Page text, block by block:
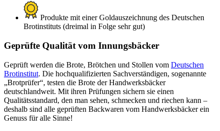
Produkte mit einer Goldauszeichnung des Deutschen
Brotinstituts (dreimal in Folge sehr gut)
Geprüfte Qualität vom Innungsbäcker
Geprüft werden die Brote, Brötchen und Stollen vom Deutschen
Brotinstitut. Die hochqualifizierten Sachverständigen, sogenannte
„Brotprüfer“, testen die Brote der Handwerksbäcker
deutschlandweit. Mit ihren Prüfungen sichern sie einen
Qualitätsstandard, den man sehen, schmecken und riechen kann –
deshalb sind alle geprüften Backwaren vom Handwerksbäcker ein
Genuss für alle Sinne!